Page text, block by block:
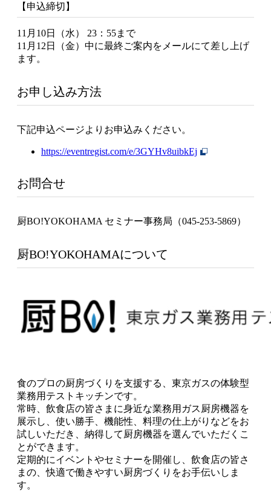
【申込締切】
11月10日（水） 23：55まで
11月12日（金）中に最終ご案内をメールにて差し上げ
ます。
お申し込み方法
下記申込ページよりお申込みください。
https://eventregist.com/e/3GYHv8uibkEj
お問合せ
厨BO!YOKOHAMA セミナー事務局（045-253-5869）
厨BO!YOKOHAMAについて
食のプロの厨房づくりを支援する、東京ガスの体験型
業務用テストキッチンです。
常時、飲食店の皆さまに身近な業務用ガス厨房機器を
展示し、使い勝手、機能性、料理の仕上がりなどをお
試しいただき、納得して厨房機器を選んでいただくこ
とができます。
定期的にイベントやセミナーを開催し、飲食店の皆さ
まの、快適で働きやすい厨房づくりをお手伝いしま
す。